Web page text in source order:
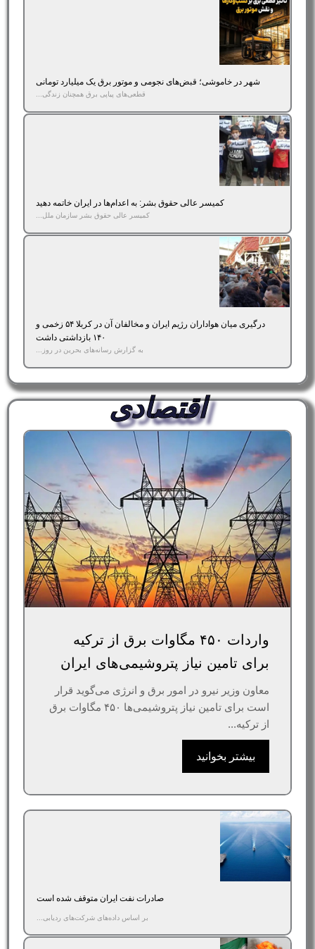
شهر در خاموشی؛ قبض‌های نجومی و موتور برق یک میلیارد تومانی
قطعی‌های پیاپی برق همچنان زندگی...
کمیسر عالی حقوق بشر: به اعدام‌ها در ایران خاتمه دهید
کمیسر عالی حقوق بشر سازمان ملل...
درگیری میان هواداران رژیم ایران و مخالفان آن در کربلا ۵۴ زخمی و
۱۴۰ بازداشتی داشت
به گزارش رسانه‌های بحرین در روز...
اقتصادی
واردات ۴۵۰ مگاوات برق از ترکیه
برای تامین نیاز پتروشیمی‌های ایران
معاون وزیر نیرو در امور برق و انرژی می‌گوید قرار
است برای تامین نیاز پتروشیمی‌ها ۴۵۰ مگاوات برق
از ترکیه...
بیشتر بخوانید
صادرات نفت ایران متوقف شده است
بر اساس داده‌های شرکت‌های ردیابی...